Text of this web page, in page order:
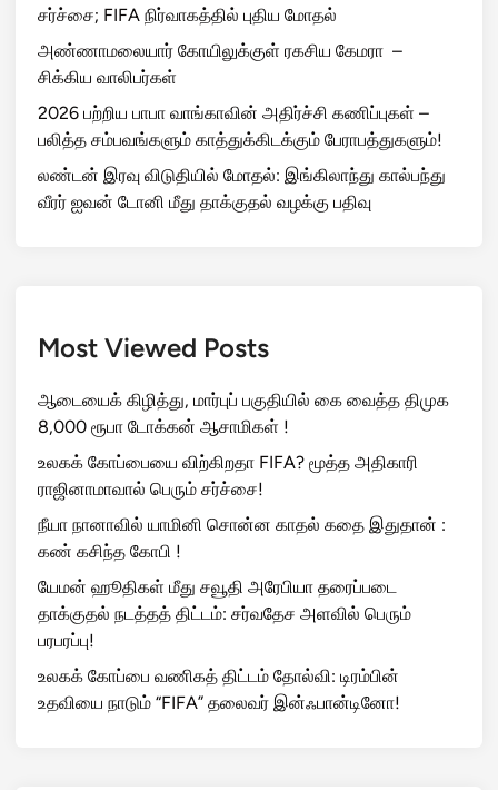
சர்ச்சை; FIFA நிர்வாகத்தில் புதிய மோதல்
அண்ணாமலையார் கோயிலுக்குள் ரகசிய கேமரா –
சிக்கிய வாலிபர்கள்
2026 பற்றிய பாபா வாங்காவின் அதிர்ச்சி கணிப்புகள் –
பலித்த சம்பவங்களும் காத்துக்கிடக்கும் பேராபத்துகளும்!
லண்டன் இரவு விடுதியில் மோதல்: இங்கிலாந்து கால்பந்து
வீரர் ஐவன் டோனி மீது தாக்குதல் வழக்கு பதிவு
Most Viewed Posts
ஆடையைக் கிழித்து, மார்புப் பகுதியில் கை வைத்த திமுக
8,000 ரூபா டோக்கன் ஆசாமிகள் !
உலகக் கோப்பையை விற்கிறதா FIFA? மூத்த அதிகாரி
ராஜினாமாவால் பெரும் சர்ச்சை!
நீயா நானாவில் யாமினி சொன்ன காதல் கதை இதுதான் :
கண் கசிந்த கோபி !
யேமன் ஹூதிகள் மீது சவூதி அரேபியா தரைப்படை
தாக்குதல் நடத்தத் திட்டம்: சர்வதேச அளவில் பெரும்
பரபரப்பு!
உலகக் கோப்பை வணிகத் திட்டம் தோல்வி: டிரம்பின்
உதவியை நாடும் “FIFA” தலைவர் இன்ஃபான்டினோ!